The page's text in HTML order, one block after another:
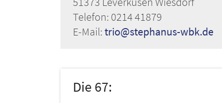
Telefon: 0214 41879
E-Mail:trio@stephanus-wbk.de
Die 67: